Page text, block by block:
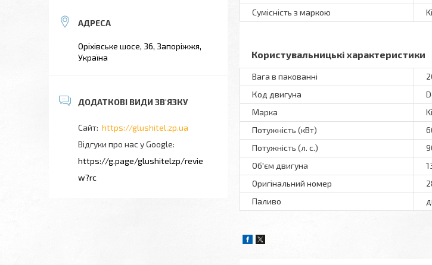
Сумісність з маркою
Користувальницькі характеристики
Вага в пакованні
Код двигуна
Марка
Потужність (кВт)
Потужність (л. с.)
Об'єм двигуна
Оригінальний номер
Паливо
Оріхівське шосе, 36, Запоріжжя,
Україна
https://glushitel.zp.ua
Відгуки про нас у Google
https://g.page/glushitelzp/revie
w?rc